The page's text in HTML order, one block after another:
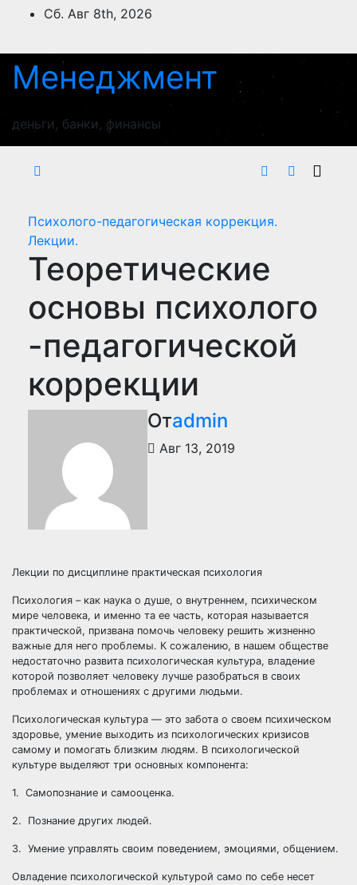
ПерейтиСб. Авг 8th, 2026
Менеджмент
деньги, банки, финансы
Психолого-педагогическая коррекция.
Лекции.
Теоретические
основы психолого
-педагогической
коррекции
Отadmin
Авг 13, 2019
Лекции по дисциплине практическая психология
Психология – как наука о душе, о внутреннем, психическом
мире человека, и именно та ее часть, которая называется
практической, призвана помочь человеку решить жизненно
важные для него проблемы. К сожалению, в нашем обществе
недостаточно развита психологическая культура, владение
которой позволяет человеку лучше разобраться в своих
проблемах и отношениях с другими людьми.
Психологическая культура — это забота о своем психическом
здоровье, умение выходить из психологических кризисов
самому и помогать близким людям. В психологической
культуре выделяют три основных компонента:
1. Самопознание и самооценка.
2. Познание других людей.
3. Умение управлять своим поведением, эмоциями, общением.
Овладение психологической культурой само по себе несет